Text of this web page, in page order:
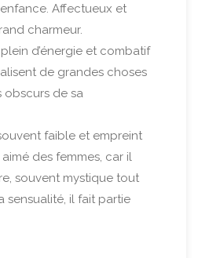
Affectueux et
charmeur.
plein d’énergie et combatif
de grandes choses
obscurs de sa
faible et empreint
des femmes, car il
souvent mystique tout
sensualité, il fait partie